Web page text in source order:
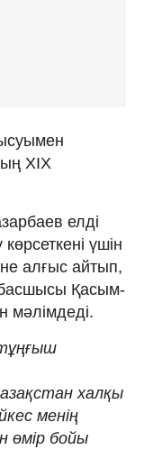
ХІХ
елді
үшін
алғыс айтып,
басшысы Қасым-
мәлімдеді.
халқы
менің
өмір бойы